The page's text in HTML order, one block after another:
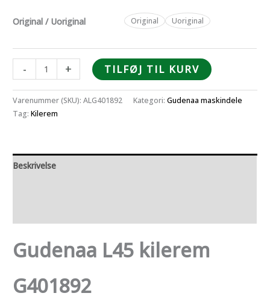
til
177,50
Original / Uoriginal Original Uoriginal
-
Gudenaa
L45
kilerem
G401892
+ TILFØJ TIL KURV
Varenummer (SKU):ALG401892 Kategori:Gudenaa maskindele
Tag:Kilerem
Beskrivelse
Gudenaa L45 kilerem
G401892